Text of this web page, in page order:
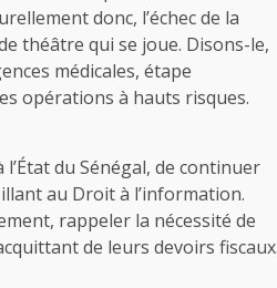
donc, l’échec de la
théâtre qui se joue. Disons-le,
médicales, étape
opérations à hauts risques.
du Sénégal, de continuer
au Droit à l’information.
rappeler la nécessité de
de leurs devoirs